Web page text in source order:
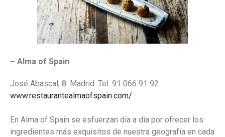
– Alma of Spain
José Abascal, 8. Madrid. Tel. 91 066 91 92.
www.restaurantealmaofspain.com/
En Alma of Spain se esfuerzan día a día por ofrecer los
ingredientes más exquisitos de nuestra geografía en cada